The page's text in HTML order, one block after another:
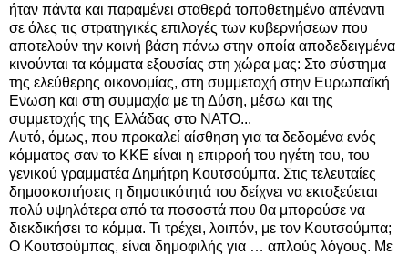
ήταν πάντα και παραμένει σταθερά τοποθετημένο απέναντι
σε όλες τις στρατηγικές επιλογές των κυβερνήσεων που
αποτελούν την κοινή βάση πάνω στην οποία αποδεδειγμένα
κινούνται τα κόμματα εξουσίας στη χώρα μας: Στο σύστημα
της ελεύθερης οικονομίας, στη συμμετοχή στην Ευρωπαϊκή
Ενωση και στη συμμαχία με τη Δύση, μέσω και της
συμμετοχής της Ελλάδας στο ΝΑΤΟ...
Αυτό, όμως, που προκαλεί αίσθηση για τα δεδομένα ενός
κόμματος σαν το ΚΚΕ είναι η επιρροή του ηγέτη του, του
γενικού γραμματέα Δημήτρη Κουτσούμπα. Στις τελευταίες
δημοσκοπήσεις η δημοτικότητά του δείχνει να εκτοξεύεται
πολύ υψηλότερα από τα ποσοστά που θα μπορούσε να
διεκδικήσει το κόμμα. Τι τρέχει, λοιπόν, με τον Κουτσούμπα;
Ο Κουτσούμπας, είναι δημοφιλής για … απλούς λόγους. Με